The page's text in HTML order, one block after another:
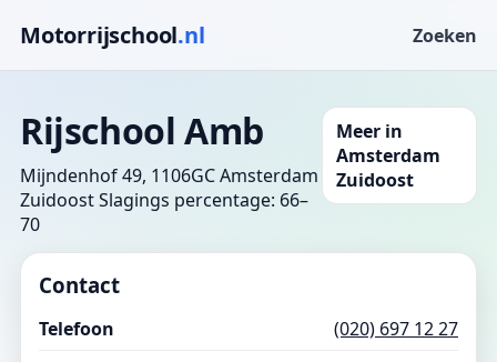
Motorrijschool.nl Zoeken
Rijschool Amb
Mijndenhof 49, 1106GC Amsterdam
ZuidoostSlagings percentage: 66–
70
Meer in
Amsterdam
Zuidoost
Contact
Telefoon
(020) 697 12 27